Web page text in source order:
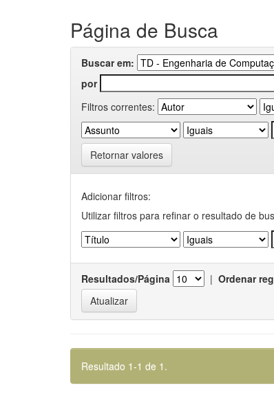
Página de Busca
Buscar em:
por
Filtros correntes:
Retornar valores
Adicionar filtros:
Utilizar filtros para refinar o resultado de
Resultados/Página | Ordenar
Resultado 1-1 de 1.